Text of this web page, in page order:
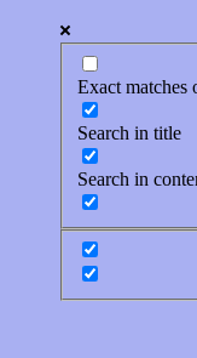
Exact matches
Search in title
Search in